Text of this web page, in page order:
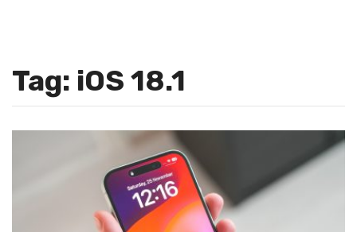
Tag: iOS 18.1